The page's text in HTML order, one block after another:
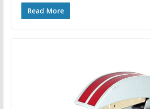
Read More